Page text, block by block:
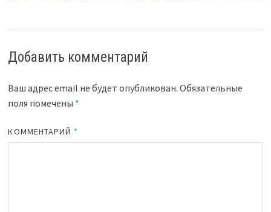
Добавить комментарий
Ваш адрес email не будет опубликован. Обязательные
поля помечены *
КОММЕНТАРИЙ *